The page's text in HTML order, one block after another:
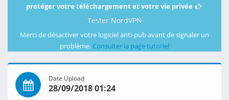
protéger votre téléchargement et votre vie privée
Tester NordVPN
Merci de désactiver votre logiciel anti-pub avant de signaler un
problème. Consulter la page tutoriel
Date Upload
28/09/2018 01:24